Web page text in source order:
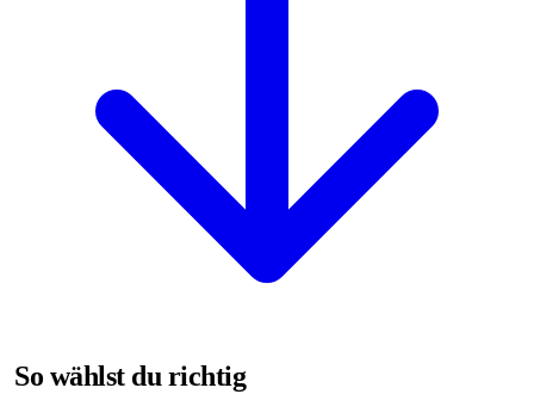
So wählst du richtig